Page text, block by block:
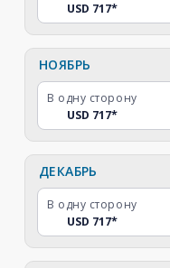
USD 717*
НОЯБРЬ
В одну сторону
USD 717*
ДЕКАБРЬ
В одну сторону
USD 717*